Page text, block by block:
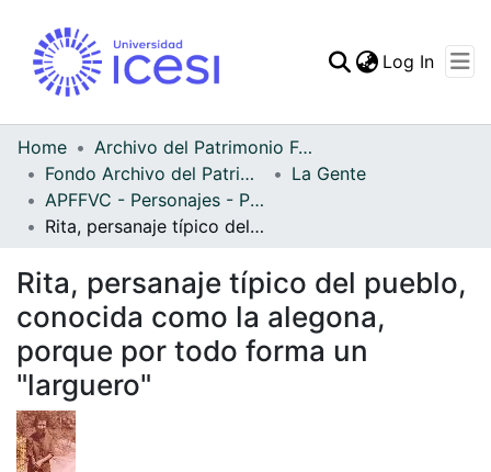
Statistics
Log In
Home
Archivo del Patrimonio Fotográfico y Fílmico del Valle del Cauca
Fondo Archivo del Patrimonio Fotográfico y Fílmico del Valle del Cauca
La Gente
APFFVC - Personajes - Patrimonial
Rita, persanaje típico del pueblo, conocida como la alegona, porque por todo forma un "larguero"
Rita, persanaje típico del pueblo,
conocida como la alegona,
porque por todo forma un
"larguero"